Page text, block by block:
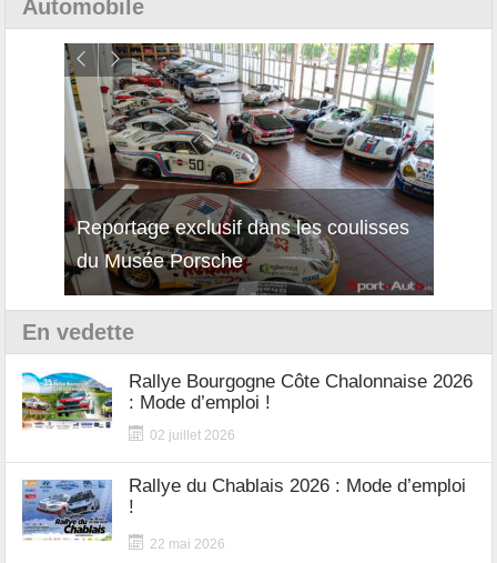
Automobile
Reportage exclusif dans les coulisses
du Musée Porsche
En vedette
Rallye Bourgogne Côte Chalonnaise 2026
: Mode d’emploi !
02 juillet 2026
Rallye du Chablais 2026 : Mode d’emploi
!
22 mai 2026